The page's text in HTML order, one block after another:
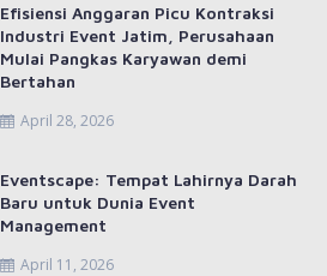
April 28, 2026
Efisiensi Anggaran Picu Kontraksi
Industri Event Jatim, Perusahaan
Mulai Pangkas Karyawan demi
Bertahan
April 11, 2026
Eventscape: Tempat Lahirnya Darah
Baru untuk Dunia Event
Management